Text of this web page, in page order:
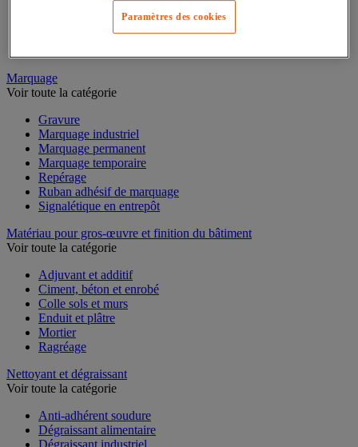
Mesure topographique
Mesureur et détecteur d'épaisseur
Marquage
Voir toute la catégorie
Gravure
Marquage industriel
Marquage permanent
Marquage temporaire
Repérage
Ruban adhésif de marquage
Signalétique en entrepôt
Matériau pour gros-œuvre et finition du bâtiment
Voir toute la catégorie
Adjuvant et additif
Ciment, béton et enrobé
Colle sols et murs
Enduit et plâtre
Mortier
Ragréage
Nettoyant et dégraissant
Voir toute la catégorie
Anti-adhérent soudure
Dégraissant alimentaire
Dégraissant industriel
Paramètres des cookies